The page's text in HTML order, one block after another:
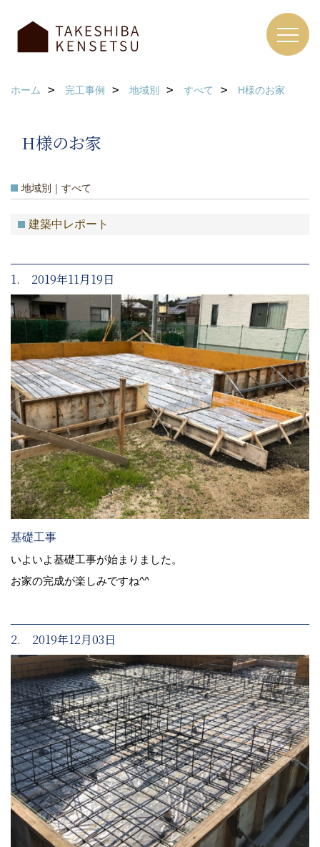
ホーム 完工事例 地域別 すべて H様のお家
H様のお家
地域別｜すべて
建築中レポート
1. 2019年11月19日
基礎工事
いよいよ基礎工事が始まりました。
お家の完成が楽しみですね^^
2. 2019年12月03日